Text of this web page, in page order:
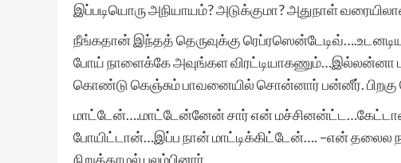
இப்படியொரு அநியாயம்? அடுக்குமா? அதுநாள்
நீங்கதான் இந்தத் தெருவுக்கு
போய் நாளைக்கே அவுங்கள விரட்டியாகணும்…இல்லன்னா
கொண்டு கெஞ்சும் பாவனையில் சொன்னார் பன்னீர்.
மாட்டேன்….மாட்டேன்னேன் சார் என்
போயிட்டான்…இப்ப நான் மாட்டிக்கிட்டேன்…. –என்
நிறுத்தாமல் புலம்பினார்.